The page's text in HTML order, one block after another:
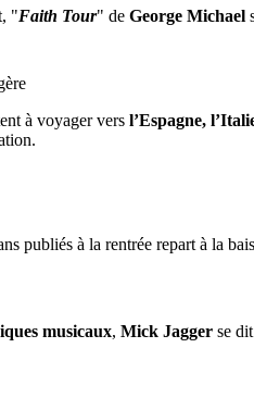
"Faith Tour" de George Michael
à voyager vers l’Espagne,
publiés à la rentrée repart à la
musicaux, Mick Jagger se